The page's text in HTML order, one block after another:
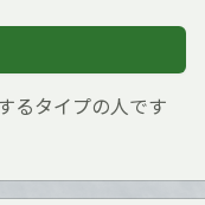
るタイプの人です